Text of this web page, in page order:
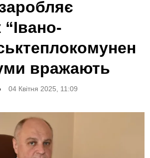
“Івано-
вражають
04 Квітня 2025, 11:09